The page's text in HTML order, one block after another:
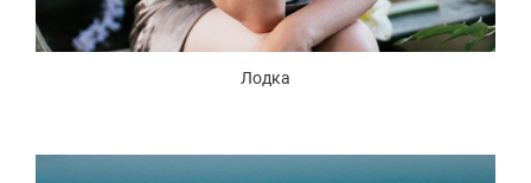
Лодка